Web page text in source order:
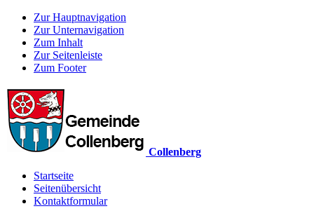
Zur Hauptnavigation
Zur Unternavigation
Zum Inhalt
Zur Seitenleiste
Zum Footer
Collenberg
Startseite
Seitenübersicht
Kontaktformular